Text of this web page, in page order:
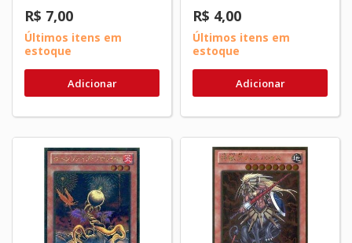
R$ 7,00
Últimos itens em
estoque
Adicionar
R$ 4,00
Últimos itens em
estoque
Adicionar